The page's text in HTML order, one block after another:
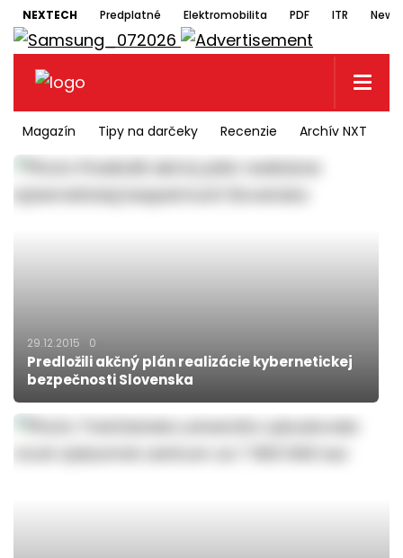
NEXTECH Predplatné Elektromobilita PDF ITR
Magazín Tipy na darčeky Recenzie Archív NXT
29.12.2015 0
Predložili akčný plán realizácie kybernetickej
bezpečnosti Slovenska